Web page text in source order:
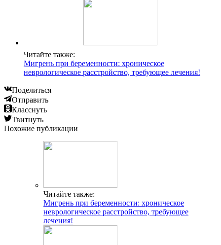
Читайте также:
Мигрень при беременности: хроническое
неврологическое расстройство, требующее лечения!
Поделиться
Отправить
Класснуть
Твитнуть
Похожие публикации
Читайте также:
Мигрень при беременности: хроническое
неврологическое расстройство, требующее
лечения!